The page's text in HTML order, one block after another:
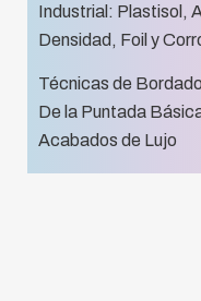
Industrial: Plastisol,
Densidad, Foil y
Técnicas de
De la Puntada
Acabados de Lujo